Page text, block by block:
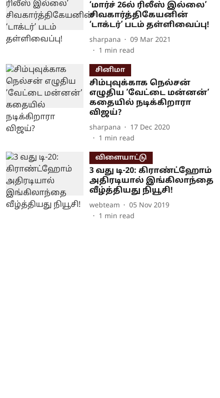
‘மார்ச் 26ல் ரிலீஸ் இல்லை’
சிவகார்த்திகேயனின்
‘டாக்டர்’ படம் தள்ளிவைப்பு!
sharpana
09 Mar 2021
1 min read
சினிமா
சிம்புவுக்காக நெல்சன்
எழுதிய ’வேட்டை மன்னன்’
கதையில் நடிக்கிறாரா
விஜய்?
sharpana
17 Dec 2020
1 min read
விளையாட்டு
3 வது டி-20: கிராண்ட்ஹோம்
அதிரடியால் இங்கிலாந்தை
வீழ்த்தியது நியூசி!
webteam
05 Nov 2019
1 min read